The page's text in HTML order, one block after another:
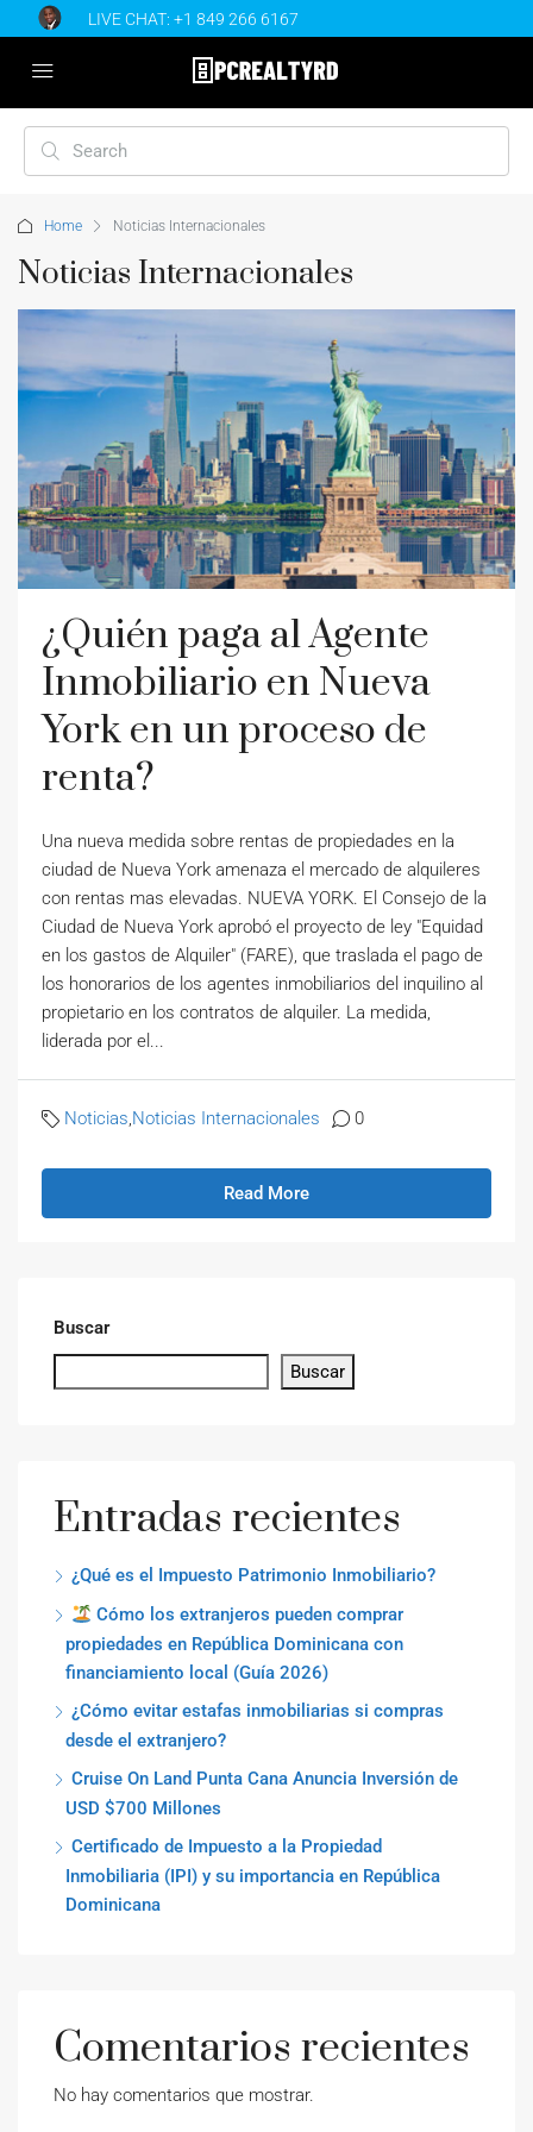
LIVE CHAT: +1 849 266 6167
Home Noticias Internacionales
Noticias Internacionales
¿Quién paga al Agente
Inmobiliario en Nueva
York en un proceso de
renta?
Una nueva medida sobre rentas de propiedades en la
ciudad de Nueva York amenaza el mercado de alquileres
con rentas mas elevadas. NUEVA YORK. El Consejo de la
Ciudad de Nueva York aprobó el proyecto de ley "Equidad
en los gastos de Alquiler" (FARE), que traslada el pago de
los honorarios de los agentes inmobiliarios del inquilino al
propietario en los contratos de alquiler. La medida,
liderada por el...
Noticias,Noticias Internacionales 0
Read More
Buscar
Buscar
Entradas recientes
¿Qué es el Impuesto Patrimonio Inmobiliario?
Cómo los extranjeros pueden comprar
propiedades en República Dominicana con
financiamiento local (Guía 2026)
¿Cómo evitar estafas inmobiliarias si compras
desde el extranjero?
Cruise On Land Punta Cana Anuncia Inversión de
USD $700 Millones
Certificado de Impuesto a la Propiedad
Inmobiliaria (IPI) y su importancia en República
Dominicana
Comentarios recientes
No hay comentarios que mostrar.